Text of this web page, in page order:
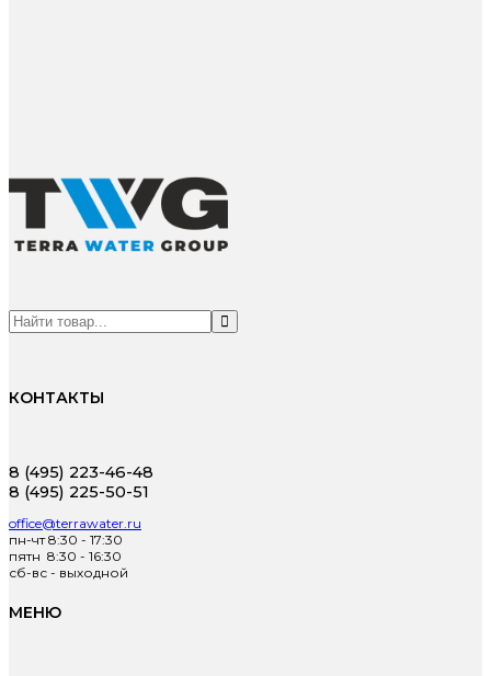
КОНТАКТЫ
8 (495) 223-46-48
8 (495) 225-50-51
office@terrawater.ru
пн-чт 8:30 - 17:30
пятн 8:30 - 16:30
сб-вс - выходной
МЕНЮ